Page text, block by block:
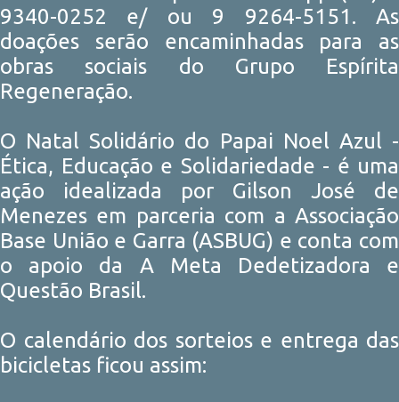
9340-0252 e/ ou 9 9264-5151. As
doações serão encaminhadas para as
obras sociais do Grupo Espírita
Regeneração.
O Natal Solidário do Papai Noel Azul -
Ética, Educação e Solidariedade - é uma
ação idealizada por Gilson José de
Menezes em parceria com a Associação
Base União e Garra (ASBUG) e conta com
o apoio da A Meta Dedetizadora e
Questão Brasil.
O calendário dos sorteios e entrega das
bicicletas ficou assim: